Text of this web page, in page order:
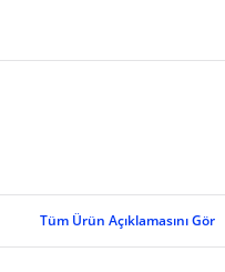
Tüm Ürün Açıklamasını Gör